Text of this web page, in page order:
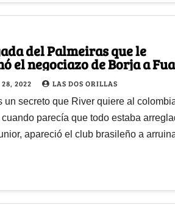
del Palmeiras que le
el negociazo de Borja a
2022 LAS DOS ORILLAS
un secreto que River quiere al
parecía que todo estaba
apareció el club brasileño a